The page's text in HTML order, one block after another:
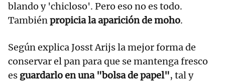
blando y 'chicloso'. Pero eso no es todo.
Tambiénpropicia la aparición de moho.
Según explica Josst Arijs la mejor forma de
conservar el pan para que se mantenga fresco
es guardarlo en una "bolsa de papel", tal y